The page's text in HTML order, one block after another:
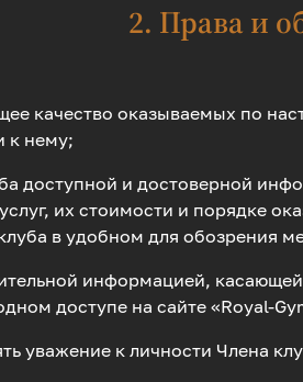
2. Права и
качество оказываемых по
к нему;
доступной и достоверной
их стоимости и порядке
в удобном для обозрения
информацией,
доступе на сайте «Royal-
уважение к личности Члена